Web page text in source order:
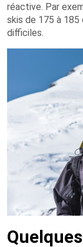
réactive. Par
skis de 175 à
difficiles.